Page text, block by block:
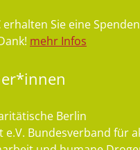
erhalten Sie eine
mehr Infos
Berlin
e.V. Bundesverband für